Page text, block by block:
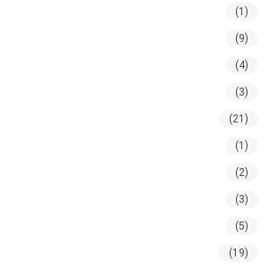
(1)
(9)
(4)
(3)
(21)
(1)
(2)
(3)
(5)
(19)